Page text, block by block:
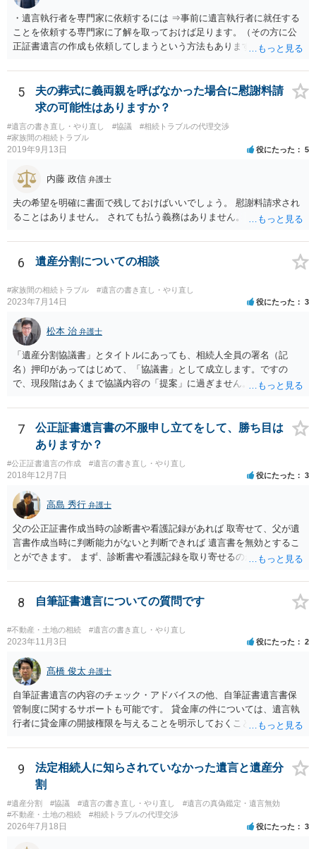
・遺言執行者を専門家に依頼するには ⇒事前に遺言執行者に就任する
ことを依頼する専門家に了解を取っておけば足ります。（その方に公
正証書遺言の作成も依頼してしまうという方法もあります） 事前に了
ません。 遺言執行者に就任し、遺言執行が完了したときの報酬だけ、
弁護士費用としてかかります。 ・亡くなった際に、法務局に預けた自
筆証書遺言の存在を親族がなかったものにされる可能性 ⇒自筆の遺言
書を法務局に保管した場合、死亡後、法務局に遺言書の有無を照会す
ることになりますので、「法務局に預けた自筆証書遺言の存在を親族
がなかったもの」にすることはできません。 存在をなかったものにす
がありえますが、その予防方法は、遺言者と面談してみないと判断が
難しいです。
5
夫の葬式に義両親を呼ばなかった場合に慰謝料請
求の可能性はありますか？
#遺言の書き直し・やり直し #協議
#相続トラブルの代理交渉
#家族間の相続トラブル
2019年9月13日 役にたった 5
内藤 政信 弁護士
夫の希望を明確に書面で残しておけばいいでしょう。 慰謝料請求され
ることはありません。 されても払う義務はありません。
6 遺産分割についての相談
#家族間の相続トラブル #遺言の書き直し・やり直し
2023年7月14日 役にたった 3
松本 治 弁護士
「遺産分割協議書」とタイトルにあっても、相続人全員の署名（記
名）押印があってはじめて、「協議書」として成立します。ですの
で、現段階はあくまで協議内容の「提案」に過ぎません。 納得がいか
成立となります。その場合、成立させたい相続人が、家庭裁判所に遺
産分割調停を申し立てなければなりません。 なお、弁護士の送付状
は、通常、相続人全員分の（本件であれば４通の）「遺産分割協議
書」を作成するところ、１通だけの作成にとどめる理由が書かれてい
るものです。
7
公正証書遺言書の不服申し立てをして、勝ち目は
ありますか？
#公正証書遺言の作成 #遺言の書き直し・やり直し
2018年12月7日 役にたった 3
高島 秀行 弁護士
父の公正証書作成当時の診断書や看護記録があれば 取寄せて、父が遺
言書作成当時に判断能力がないと判断できれば 遺言書を無効とするこ
とができます。 まず、診断書や看護記録を取り寄せるのが重要となり
いと思います。
8 自筆証書遺言についての質問です
#不動産・土地の相続 #遺言の書き直し・やり直し
2023年11月3日 役にたった 2
髙橋 俊太 弁護士
自筆証書遺言の内容のチェック・アドバイスの他、自筆証書遺言書保
管制度に関するサポートも可能です。 貸金庫の件については、遺言執
行者に貸金庫の開披権限を与えることを明示しておくことでクリアで
9
法定相続人に知らされていなかった遺言と遺産分
割
#遺産分割 #協議 #遺言の書き直し・やり直し
#遺言の真偽鑑定・遺言無効
#不動産・土地の相続
#相続トラブルの代理交渉
2026年7月18日 役にたった 3